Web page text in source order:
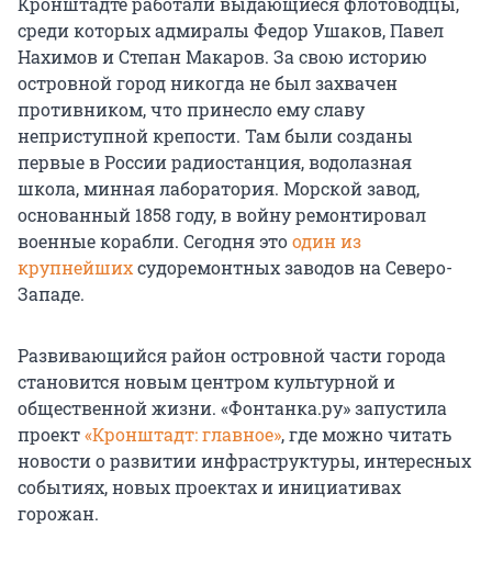
среди которых адмиралы Федор Ушаков, Павел
Нахимов и Степан Макаров. За свою историю
островной город никогда не был захвачен
противником, что принесло ему славу
неприступной крепости. Там были созданы
первые в России радиостанция, водолазная
школа, минная лаборатория. Морской завод,
основанный 1858 году, в войну ремонтировал
военные корабли. Сегодня этоодин из
крупнейшихсудоремонтных заводов на Северо-
Западе.
Развивающийся район островной части города
становится новым центром культурной и
общественной жизни. «Фонтанка.ру» запустила
проект«Кронштадт: главное», где можно читать
новости о развитии инфраструктуры, интересных
событиях, новых проектах и инициативах
горожан.